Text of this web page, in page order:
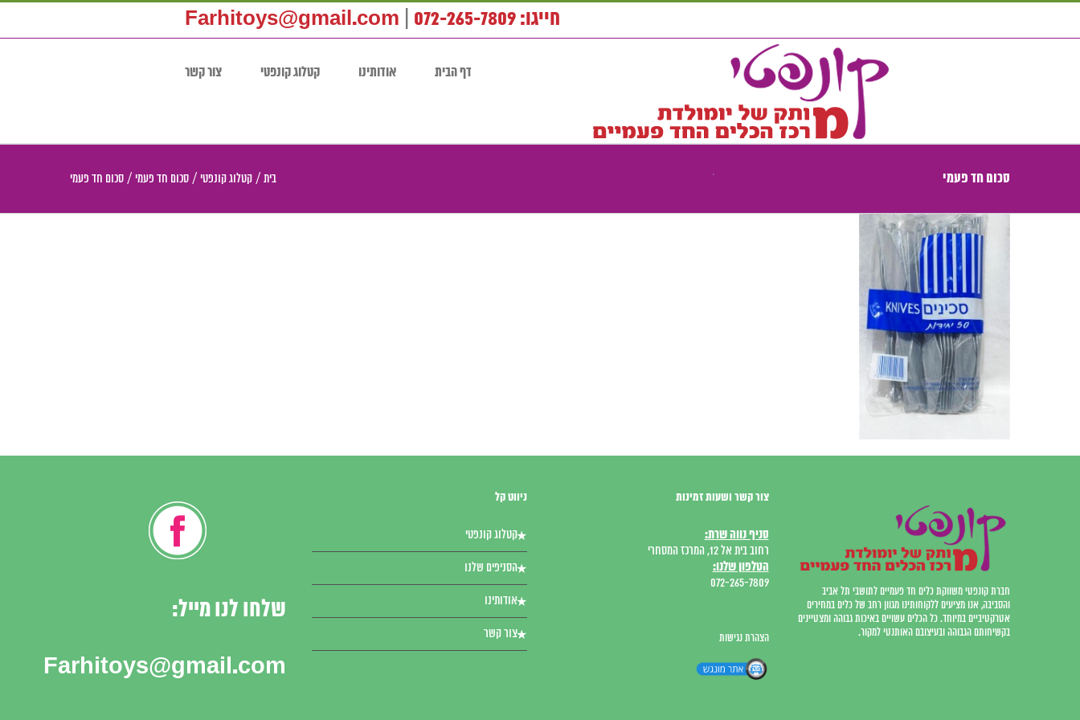
דלג
חייגו: 072-265-7809 Farhitoys@gmail.com
דף הבית אודותינו קטלוג קונפטי צור קשר
סכום חד פעמי בית / קטלוג קונפטי / סכום חד פעמי / סכום חד פעמי
חברת קונפטי משווקת כלים חד פעמיים לתושבי תל אביב
והסביבה, אנו מציעים ללקוחותינו מגוון רחב של כלים במחירים
אטרקטיביים במיוחד. כל הכלים עשויים באיכות גבוהה ומצטיינים
בקשיחותם הגבוהה ובעיצובם האותנטי למקור.
צור קשר ושעות זמינות
סניף נווה שרת:
רחוב בית אל 12, המרכז המסחרי
הטלפון שלנו:
072-265-7809
הצהרת נגישות
ניווט קל
קטלוג קונפטי
הסניפים שלנו
אודותינו
צור קשר
שלחו לנו מייל:
Farhitoys@gmail.com